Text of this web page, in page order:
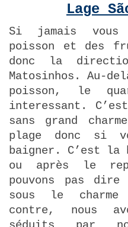
Lage
Si jamais vous
poisson et des
donc la
Matosinhos. Au-
poisson, le
interessant.
sans grand
plage donc si
baigner. C’est la
ou après le
pouvons pas dire
sous le
contre, nous